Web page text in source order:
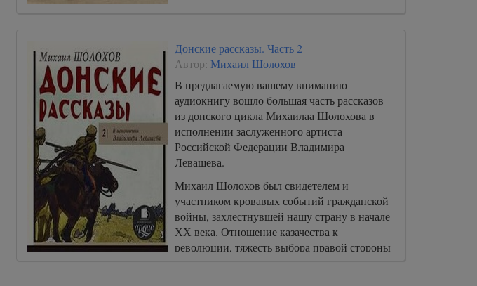
Донские рассказы. Часть 2
Автор: Михаил Шолохов
В предлагаемую вашему вниманию
аудиокнигу вошло большая часть рассказов
из донского цикла Михаилаа Шолохова в
исполнении заслуженного артиста
Российской Федерации Владимира
Левашева.
Михаил Шолохов был свидетелем и
участником кровавых событий гражданской
войны, захлестнувшей нашу страну в начале
ХХ века. Отношение казачества к
революции, тяжесть выбора правой стороны